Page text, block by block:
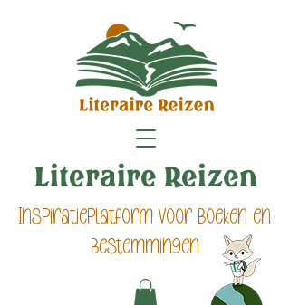
Inspiratieplatform voor boeken en
bestemmingen
Literaire Reizen